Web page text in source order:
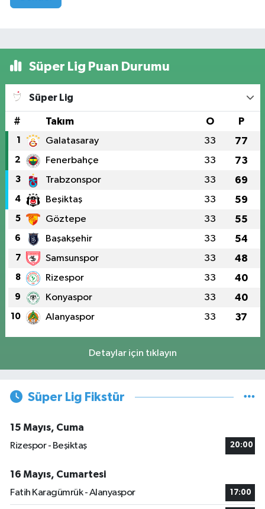
Süper Lig Puan Durumu
Süper Lig
# Takım O P
1 Galatasaray 33 77
2 Fenerbahçe 33 73
3 Trabzonspor 33 69
4 Beşiktaş 33 59
5 Göztepe 33 55
6 Başakşehir 33 54
7 Samsunspor 33 48
8 Rizespor 33 40
9 Konyaspor 33 40
10 Alanyaspor 33 37
Detaylar için tıklayın
Süper Lig Fikstür
15 Mayıs, Cuma
Rizespor - Beşiktaş
20:00
16 Mayıs, Cumartesi
Fatih Karagümrük - Alanyaspor
17:00